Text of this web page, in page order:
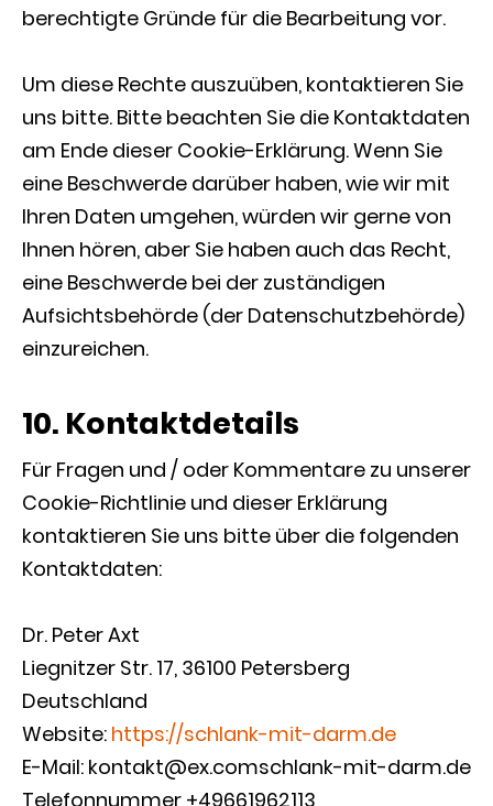
berechtigte Gründe für die Bearbeitung vor.
Um diese Rechte auszuüben, kontaktieren Sie
uns bitte. Bitte beachten Sie die Kontaktdaten
am Ende dieser Cookie-Erklärung. Wenn Sie
eine Beschwerde darüber haben, wie wir mit
Ihren Daten umgehen, würden wir gerne von
Ihnen hören, aber Sie haben auch das Recht,
eine Beschwerde bei der zuständigen
Aufsichtsbehörde (der Datenschutzbehörde)
einzureichen.
10. Kontaktdetails
Für Fragen und / oder Kommentare zu unserer
Cookie-Richtlinie und dieser Erklärung
kontaktieren Sie uns bitte über die folgenden
Kontaktdaten:
Dr. Peter Axt
Liegnitzer Str. 17, 36100 Petersberg
Deutschland
Website: https://schlank-mit-darm.de
E-Mail: kontakt@ex.comschlank-mit-darm.de
Telefonnummer +49661962113